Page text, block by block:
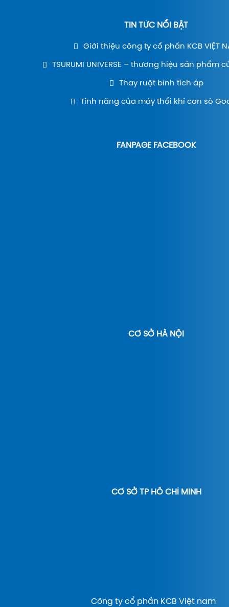
TIN TỨC NỔI BẬT
Giới thiệu công ty cổ phần KCB VIỆT
TSURUMI UNIVERSE – thương hiệu sản phẩm
Thay ruột bình tích áp
Tính năng của máy thổi khí con sò
FANPAGE FACEBOOK
CƠ SỞ HÀ NỘI
CƠ SỞ TP HỒ CHÍ MINH
Công ty cổ phần KCB Việt nam